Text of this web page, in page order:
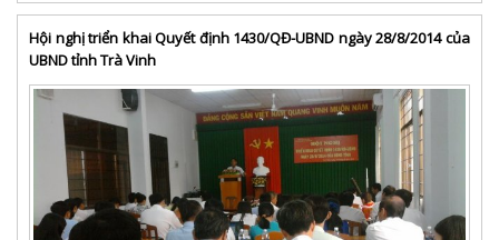
Hội nghị triển khai Quyết định 1430/QĐ-UBND ngày 28/8/2014 của
UBND tỉnh Trà Vinh